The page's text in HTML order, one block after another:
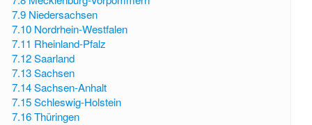
7.9 Niedersachsen
7.10 Nordrhein-Westfalen
7.11 Rheinland-Pfalz
7.12 Saarland
7.13 Sachsen
7.14 Sachsen-Anhalt
7.15 Schleswig-Holstein
7.16 Thüringen